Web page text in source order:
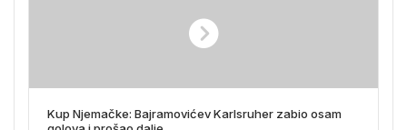
Kup Njemačke: Bajramovićev Karlsruher zabio osam